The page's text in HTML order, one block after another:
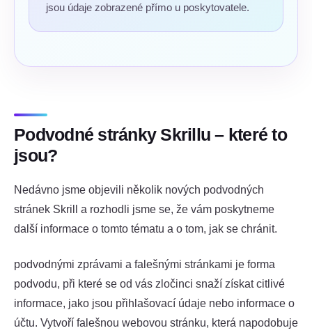
jsou údaje zobrazené přímo u poskytovatele.
Podvodné stránky Skrillu – které to
jsou?
Nedávno jsme objevili několik nových podvodných
stránek Skrill a rozhodli jsme se, že vám poskytneme
další informace o tomto tématu a o tom, jak se chránit.
podvodnými zprávami a falešnými stránkami je forma
podvodu, při které se od vás zločinci snaží získat citlivé
informace, jako jsou přihlašovací údaje nebo informace o
účtu. Vytvoří falešnou webovou stránku, která napodobuje